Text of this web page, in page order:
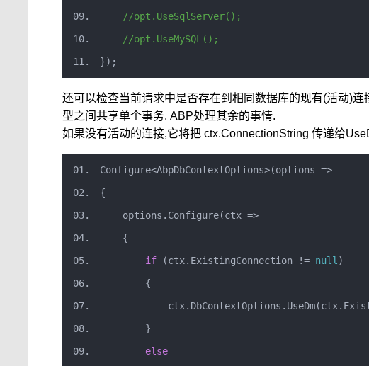
//opt.UseSqlServer();
//opt.UseMySQL();
});
还可以检查当前请求中是否存在到相同数据库的现有(活动)
型之间共享单个事务. ABP处理其余的事情.
如果没有活动的连接,它将把 ctx.ConnectionString 传递给
Configure<AbpDbContextOptions>(options =>
{
    options
. Configure(ctx =>
{
if
(ctx. ExistingConnection != null )
{
            ctx
. DbContextOptions . UseDm(ctx.
}
else